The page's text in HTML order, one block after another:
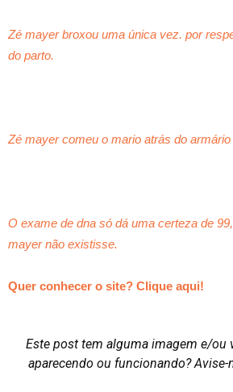
Zé mayer broxou uma única vez. por
do parto.
Zé mayer comeu o mario atrás do armário
O exame de dna só dá uma certeza de
mayer não existisse.
Quer conhecer o site? Clique aqui!
Este post tem alguma imagem e/ou
aparecendo ou funcionando? Avise-